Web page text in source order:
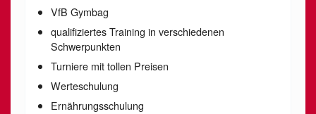
VfB Gymbag
qualifiziertes Training in verschiedenen
Schwerpunkten
Turniere mit tollen Preisen
Werteschulung
Ernährungsschulung